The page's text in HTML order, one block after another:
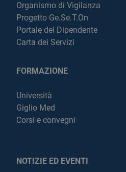
Organismo di Vigilanza
Progetto Ge.Se.T.On
Portale del Dipendente
Carta dei Servizi
FORMAZIONE
Università
Giglio Med
Corsi e convegni
NOTIZIE ED EVENTI